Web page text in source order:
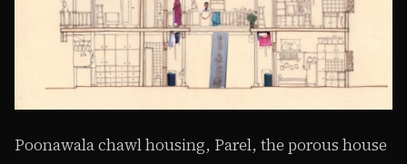
Poonawala chawl housing, Parel, the porous house